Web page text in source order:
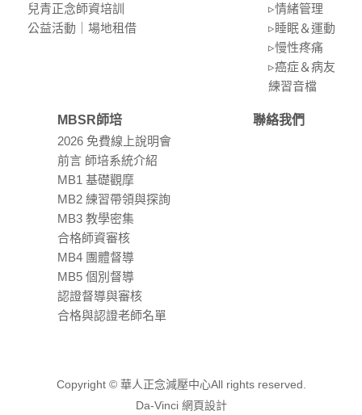
兒青正念師資培訓
公益活動｜場地租借
▹情緒管理
▹睡眠＆運動
▹慢性疼痛
▹癌症＆病友
練習⾳檔
MBSR師培
2026 免費線上說明會
前言 師培系統介紹
MB1 基礎觀摩
MB2 練習帶領與探詢
MB3 教學密集
合格師資審核
MB4 團體督導
MB5 個別督導
認證督導與審核
合格與認證老師名單
聯絡我們
Copyright © 華人正念減壓中心All rights reserved.
Da-Vinci 網頁設計